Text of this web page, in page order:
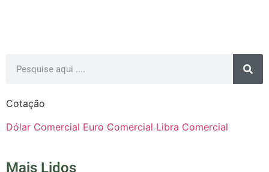
Cotação
Dólar Comercial Euro Comercial Libra Comercial
Mais Lidos